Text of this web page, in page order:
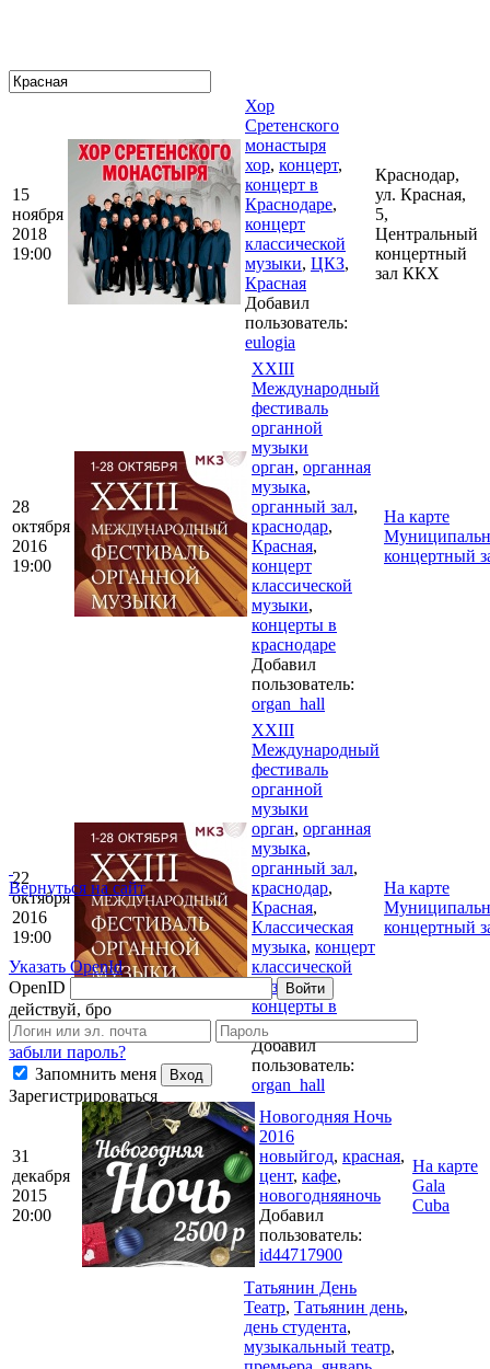
Вернуться на сайт
Указать OpenId
OpenID
Войти
действуй, бро
забыли пароль?
Запомнить меня
Вход
Зарегистрироваться
15
ноября
2018
19:00
Хор
Сретенского
монастыря
хор, концерт,
концерт в
Краснодаре,
концерт
классической
музыки, ЦКЗ,
Красная
Добавил
пользователь:
eulogia
Краснодар,
ул. Красная,
5,
Центральный
концертный
зал ККХ
28
октября
2016
19:00
XXIII
Международный
фестиваль
органной
музыки
орган, органная
музыка,
органный зал,
краснодар,
Красная,
концерт
классической
музыки,
концерты в
краснодаре
Добавил
пользователь:
organ_hall
На карте
концертный
22
октября
2016
19:00
XXIII
Международный
фестиваль
органной
музыки
орган, органная
музыка,
органный зал,
краснодар,
Красная,
Классическая
музыка, концерт
классической
музыки,
концерты в
краснодаре
Добавил
пользователь:
organ_hall
На карте
концертный
31
декабря
2015
20:00
Новогодняя Ночь
2016
новыйгод, красная,
цент, кафе,
новогодняяночь
Добавил
пользователь:
id44717900
На карте
Gala
Cuba
Татьянин День
Театр, Татьянин день,
день студента,
музыкальный театр,